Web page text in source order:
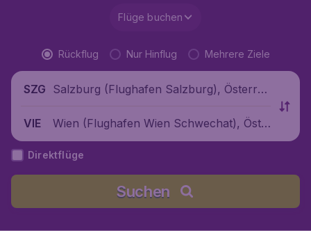
Flüge buchen
Rückflug Nur Hinflug Mehrere Ziele
SZG Salzburg (Flughafen Salzburg), Österrei
VIE
Wien (Flughafen Wien Schwechat), Öste
rreich
Direktflüge
Suchen